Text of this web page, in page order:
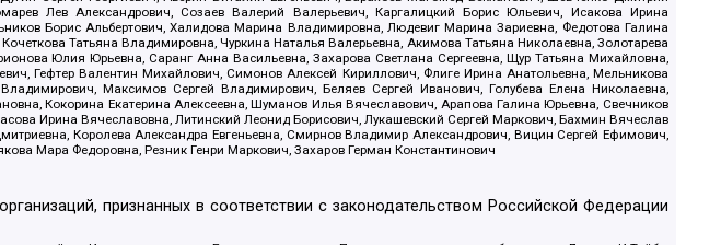
Лев Александрович, Созаев Валерий Валерьевич, Каргалицкий Борис Юльевич, Исакова Ирина
Борис Альбертович, Халидова Марина Владимировна, Людевиг Марина Зариевна, Федотова Галина
Татьяна Владимировна, Чуркина Наталья Валерьевна, Акимова Татьяна Николаевна, Золотарева
Юлия Юрьевна, Саранг Анна Васильевна, Захарова Светлана Сергеевна, Щур Татьяна Михайловна,
Гефтер Валентин Михайлович, Симонов Алексей Кириллович, Флиге Ирина Анатольевна, Мельникова
Максимов Сергей Владимирович, Беляев Сергей Иванович, Голубева Елена Николаевна,
Кокорина Екатерина Алексеевна, Шуманов Илья Вячеславович, Арапова Галина Юрьевна, Свечников
Ирина Вячеславовна, Литинский Леонид Борисович, Лукашевский Сергей Маркович, Бахмин Вячеслав
Королева Александра Евгеньевна, Смирнов Владимир Александрович, Вицин Сергей Ефимович,
Мара Федоровна, Резник Генри Маркович, Захаров Герман Константинович
признанных в соответствии с законодательством Российской Федерации